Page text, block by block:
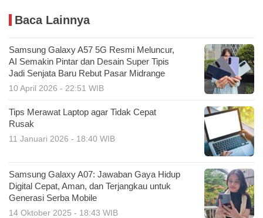
Baca Lainnya
Samsung Galaxy A57 5G Resmi Meluncur,
AI Semakin Pintar dan Desain Super Tipis
Jadi Senjata Baru Rebut Pasar Midrange
10 April 2026 - 22:51 WIB
Tips Merawat Laptop agar Tidak Cepat
Rusak
11 Januari 2026 - 18:40 WIB
Samsung Galaxy A07: Jawaban Gaya Hidup
Digital Cepat, Aman, dan Terjangkau untuk
Generasi Serba Mobile
14 Oktober 2025 - 18:43 WIB